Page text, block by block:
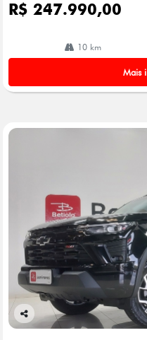
R$ 247.990,00
10 km
Mais
Co